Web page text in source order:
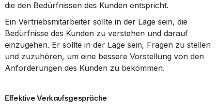
die den Bedürfnissen des Kunden entspricht.
Ein Vertriebsmitarbeiter sollte in der Lage sein, die
Bedürfnisse des Kunden zu verstehen und darauf
einzugehen. Er sollte in der Lage sein, Fragen zu stellen
und zuzuhören, um eine bessere Vorstellung von den
Anforderungen des Kunden zu bekommen.
Effektive Verkaufsgespräche